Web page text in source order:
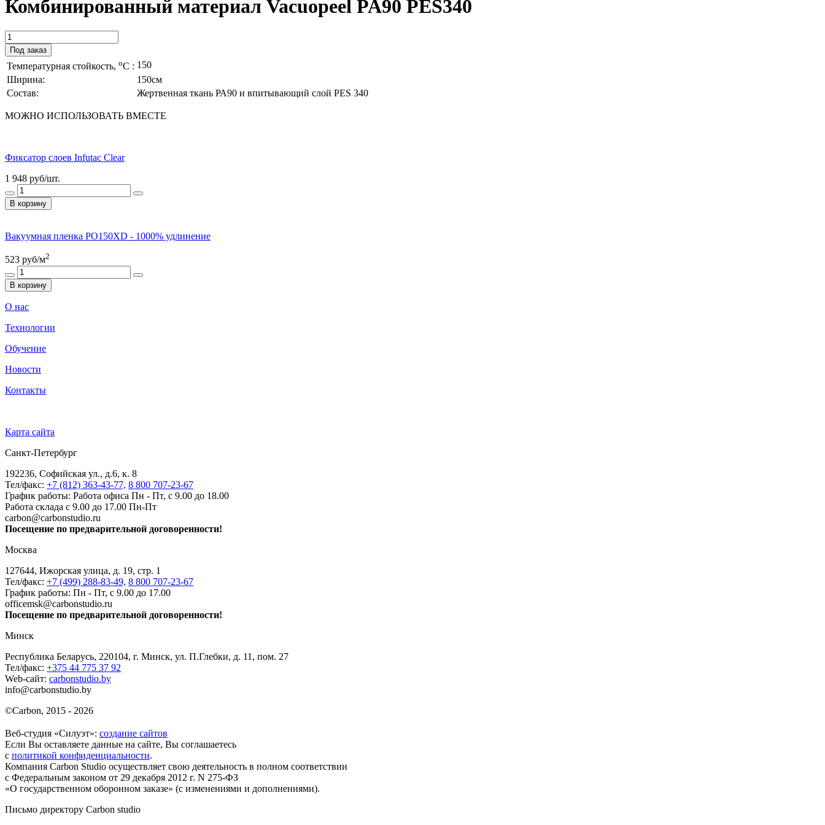
Комбинированный материал Vacuopeel PA90 PES340
Под заказ
Температурная стойкость, oС : 150
Ширина:
150см
Состав:
Жертвенная ткань РА90 и впитывающий слой PES 340
МОЖНО ИСПОЛЬЗОВАТЬ ВМЕСТЕ
Фиксатор слоев Infutac Clear
1 948 руб/шт.
В корзину
Вакуумная пленка РО150XD - 1000% удлинение
523 руб/м2
В корзину
О нас
Технологии
Обучение
Новости
Контакты
Карта сайта
Санкт-Петербург
192236, Софийская ул., д.6, к. 8
Тел/факс: +7 (812) 363-43-77, 8 800 707-23-67
График работы: Работа офиса Пн - Пт, с 9.00 до 18.00
Работа склада с 9.00 до 17.00 Пн-Пт
carbon@carbonstudio.ru
Посещение по предварительной договоренности!
Москва
127644, Ижорская улица, д. 19, стр. 1
Тел/факс: +7 (499) 288-83-49, 8 800 707-23-67
График работы: Пн - Пт, с 9.00 до 17.00
officemsk@carbonstudio.ru
Посещение по предварительной договоренности!
Минск
Республика Беларусь, 220104, г. Минск, ул. П.Глебки, д. 11, пом. 27
Тел/факс: +375 44 775 37 92
Web-сайт: carbonstudio.by
info@carbonstudio.by
©Carbon, 2015 - 2026
Веб-студия «Силуэт»: создание сайтов
Если Вы оставляете данные на сайте, Вы соглашаетесь
с политикой конфиденциальности.
Компания Carbon Studio осуществляет свою деятельность в полном соответствии
с Федеральным законом от 29 декабря 2012 г. N 275-ФЗ
«О государственном оборонном заказе» (с изменениями и дополнениями).
Письмо директору Carbon studio